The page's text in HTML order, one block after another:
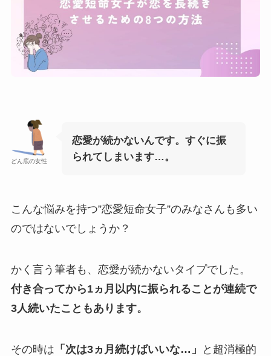
どん底の女性
恋愛が続かないんです。すぐに振
られてしまいます…。
こんな悩みを持つ”恋愛短命女子”のみなさんも多い
のではないでしょうか？
かく言う筆者も、恋愛が続かないタイプでした。
付き合ってから1ヵ月以内に振られることが連続で
3人続いたこともあります。
その時は 「次は3ヵ月続けばいいな…」
と超消極的